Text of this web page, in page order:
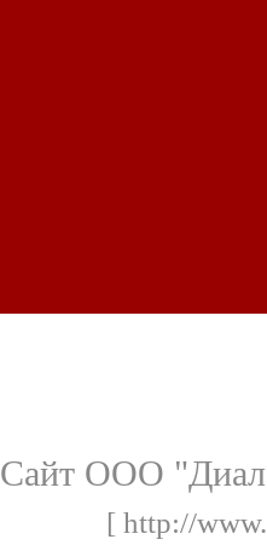
Сайт ООО
[ http://